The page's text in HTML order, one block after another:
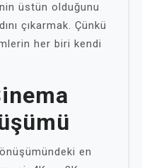
üstün olduğunu
çıkarmak. Çünkü
her biri kendi
en